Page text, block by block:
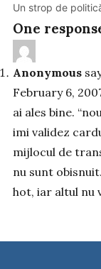
Un strop de
One
Anonymous
February 6,
ai ales bine.
imi validez
mijlocul de
nu sunt
hot, iar altul nu